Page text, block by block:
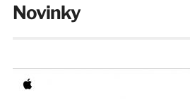
Novinky